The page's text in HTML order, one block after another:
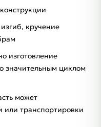
кручение
изготовление
значительным циклом
может
или транспортировки